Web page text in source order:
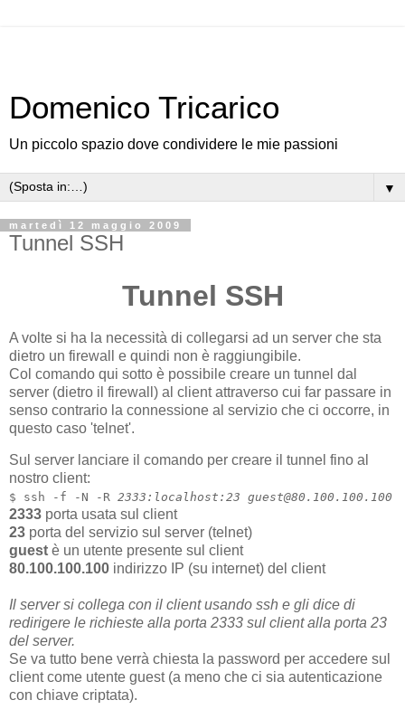
Domenico Tricarico
Un piccolo spazio dove condividere le mie passioni
▼
martedì 12 maggio 2009
Tunnel SSH
Tunnel SSH
A volte si ha la necessità di collegarsi ad un server che sta
dietro un firewall e quindi non è raggiungibile.
Col comando qui sotto è possibile creare un tunnel dal
server (dietro il firewall) al client attraverso cui far passare in
senso contrario la connessione al servizio che ci occorre, in
questo caso 'telnet'.
Sul server lanciare il comando per creare il tunnel fino al
nostro client:
$ ssh -f -N -R 2333:localhost:23 guest@80.100.100.100
2333 porta usata sul client
23 porta del servizio sul server (telnet)
guest è un utente presente sul client
80.100.100.100 indirizzo IP (su internet) del client
Il server si collega con il client usando ssh e gli dice di
redirigere le richieste alla porta 2333 sul client alla porta 23
del server.
Se va tutto bene verrà chiesta la password per accedere sul
client come utente guest (a meno che ci sia autenticazione
con chiave criptata).